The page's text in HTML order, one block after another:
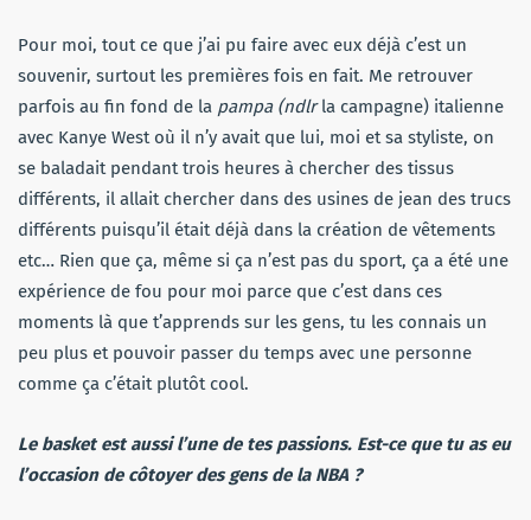
Pour moi, tout ce que j’ai pu faire avec eux déjà c’est un
souvenir, surtout les premières fois en fait. Me retrouver
parfois au fin fond de la pampa (ndlrla campagne) italienne
avec Kanye West où il n’y avait que lui, moi et sa styliste, on
se baladait pendant trois heures à chercher des tissus
différents, il allait chercher dans des usines de jean des trucs
différents puisqu’il était déjà dans la création de vêtements
etc… Rien que ça, même si ça n’est pas du sport, ça a été une
expérience de fou pour moi parce que c’est dans ces
moments là que t’apprends sur les gens, tu les connais un
peu plus et pouvoir passer du temps avec une personne
comme ça c’était plutôt cool.
Le basket est aussi l’une de tes passions. Est-ce que tu as eu
l’occasion de côtoyer des gens de la NBA ?